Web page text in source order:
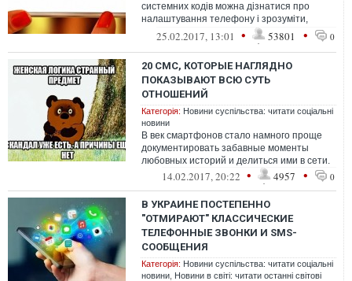
системних кодів можна дізнатися про
налаштування телефону і зрозуміти,
надійно захищені ваші СМС і дані, не ст...
25.02.2017, 13:01 • 53801 • 0
20 СМС, КОТОРЫЕ НАГЛЯДНО
ПОКАЗЫВАЮТ ВСЮ СУТЬ
ОТНОШЕНИЙ
Категорія: Новини суспільства: читати соціальні
новини
В век смартфонов стало намного проще
документировать забавные моменты
любовных историй и делиться ими в сети.
14.02.2017, 20:22 • 4957 • 0
В УКРАИНЕ ПОСТЕПЕННО
"ОТМИРАЮТ" КЛАССИЧЕСКИЕ
ТЕЛЕФОННЫЕ ЗВОНКИ И SMS-
СООБЩЕНИЯ
Категорія: Новини суспільства: читати соціальні
новини Новини в світі: читати останні світові